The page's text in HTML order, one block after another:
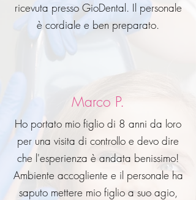
ricevuta presso GioDental. Il personale
è cordiale e ben preparato.
Marco P.
Ho portato mio figlio di 8 anni da loro
per una visita di controllo e devo dire
che l'esperienza è andata benissimo!
Ambiente accogliente e il personale ha
saputo mettere mio figlio a suo agio,